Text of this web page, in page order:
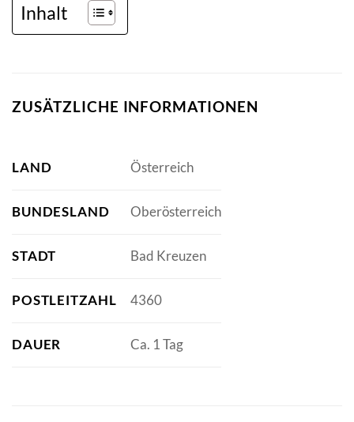
Inhalt
ZUSÄTZLICHE INFORMATIONEN
LAND Österreich
BUNDESLAND Oberösterreich
STADT Bad Kreuzen
POSTLEITZAHL 4360
DAUER Ca. 1 Tag